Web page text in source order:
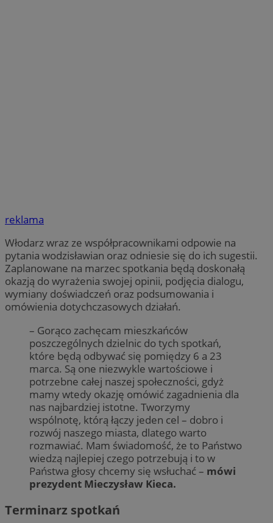
reklama
Włodarz wraz ze współpracownikami odpowie na
pytania wodzisławian oraz odniesie się do ich sugestii.
Zaplanowane na marzec spotkania będą doskonałą
okazją do wyrażenia swojej opinii, podjęcia dialogu,
wymiany doświadczeń oraz podsumowania i
omówienia dotychczasowych działań.
– Gorąco zachęcam mieszkańców
poszczególnych dzielnic do tych spotkań,
które będą odbywać się pomiędzy 6 a 23
marca. Są one niezwykle wartościowe i
potrzebne całej naszej społeczności, gdyż
mamy wtedy okazję omówić zagadnienia dla
nas najbardziej istotne. Tworzymy
wspólnotę, którą łączy jeden cel – dobro i
rozwój naszego miasta, dlatego warto
rozmawiać. Mam świadomość, że to Państwo
wiedzą najlepiej czego potrzebują i to w
Państwa głosy chcemy się wsłuchać – mówi
prezydent Mieczysław Kieca.
Terminarz spotkań